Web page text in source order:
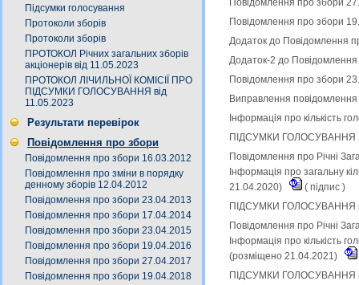
Підсумки голосування
Протоколи зборів
Протоколи зборів
ПРОТОКОЛ Річних загальних зборів
акціонерів від 11.05.2023
ПРОТОКОЛ ЛІЧИЛЬНОЇ КОМІСІЇ ПРО
ПІДСУМКИ ГОЛОСУВАННЯ від
11.05.2023
Результати перевірок
Повідомлення про збори
Повідомлення про збори 16.03.2012
Повідомлення про зміни в порядку
денному зборів 12.04.2012
Повідомлення про збори 23.04.2013
Повідомлення про збори 17.04.2014
Повідомлення про збори 23.04.2015
Повідомлення про збори 19.04.2016
Повідомлення про збори 27.04.2017
Повідомлення про збори 19.04.2018
Повідомлення про збори
Додаток до Повідомлення
Додаток-2 до
Повідомлення про збори
Виправлення
Інформація про кількість
ПІДСУМКИ ГОЛОСУВАННЯ
Повідомлення про Річні
Інформація про загальну
21.04.2020)
( підпис )
ПІДСУМКИ ГОЛОСУВАННЯ
Повідомлення про Річні
Інформація про кількість
(розміщено 21.04.2021)
ПІДСУМКИ ГОЛОСУВАННЯ